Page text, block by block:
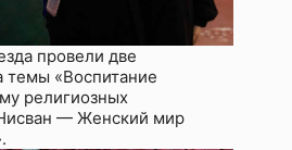
провели две
темы «Воспитание
религиозных
— Женский мир